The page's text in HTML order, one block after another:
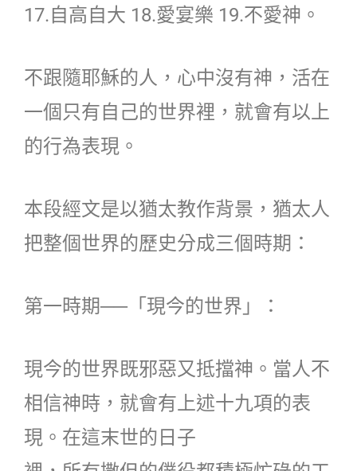
17.自高自大 18.愛宴樂 19.不愛神。
不跟隨耶穌的人，心中沒有神，活在
一個只有自己的世界裡，就會有以上
的行為表現。
本段經文是以猶太教作背景，猶太人
把整個世界的歷史分成三個時期：
第一時期──「現今的世界」：
現今的世界既邪惡又抵擋神。當人不
相信神時，就會有上述十九項的表
現。在這末世的日子